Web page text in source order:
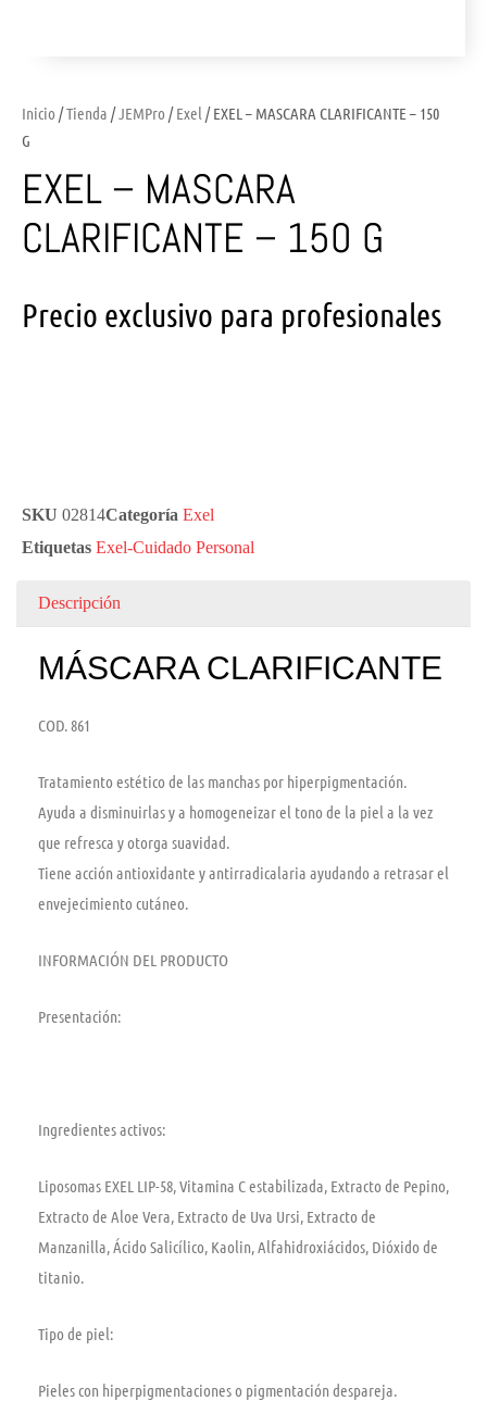
Inicio /Tienda /JEMPro /Exel / EXEL – MASCARA CLARIFICANTE – 150
G
EXEL – MASCARA
CLARIFICANTE – 150 G
Precio exclusivo para profesionales
SKU 02814Categoría Exel
Etiquetas Exel-Cuidado Personal
Descripción
MÁSCARA CLARIFICANTE
COD. 861
Tratamiento estético de las manchas por hiperpigmentación.
Ayuda a disminuirlas y a homogeneizar el tono de la piel a la vez
que refresca y otorga suavidad.
Tiene acción antioxidante y antirradicalaria ayudando a retrasar el
envejecimiento cutáneo.
INFORMACIÓN DEL PRODUCTO
Presentación:
Ingredientes activos:
Liposomas EXEL LIP-58, Vitamina C estabilizada, Extracto de Pepino,
Extracto de Aloe Vera, Extracto de Uva Ursi, Extracto de
Manzanilla, Ácido Salicílico, Kaolin, Alfahidroxiácidos, Dióxido de
titanio.
Tipo de piel:
Pieles con hiperpigmentaciones o pigmentación despareja.